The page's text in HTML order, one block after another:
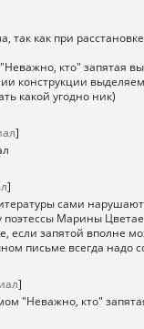
так как при
кто" запятая
конструкции
какой угодно ник)
]
]
сами
Марины
если запятой вполне
письме всегда надо
]
"Неважно, кто"